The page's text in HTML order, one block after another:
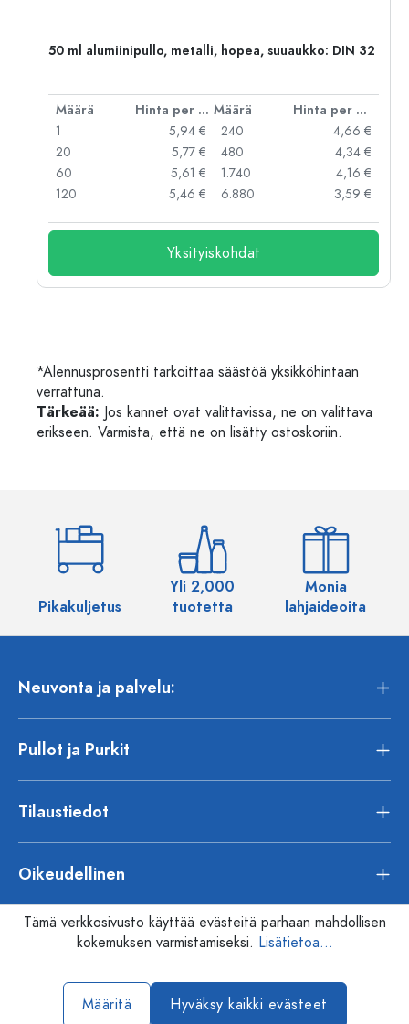
50 ml alumiinipullo, metalli, hopea, suuaukko: DIN 32
Määrä Hinta per kpl Määrä
Hinta per kpl
1
5,94 €
20
5,77 €
60
5,61 €
120
5,46 €
240
4,66 €
480
4,34 €
1.740
4,16 €
6.880
3,59 €
Yksityiskohdat
*Alennusprosentti tarkoittaa säästöä yksikköhintaan
verrattuna.
Tärkeää: Jos kannet ovat valittavissa, ne on valittava
erikseen. Varmista, että ne on lisätty ostoskoriin.
Pikakuljetus
Yli 2,000
tuotetta
Monia
lahjaideoita
Neuvonta ja palvelu:
Pullot ja Purkit
Tilaustiedot
Oikeudellinen
Tämä verkkosivusto käyttää evästeitä parhaan mahdollisen
kokemuksen varmistamiseksi. Lisätietoa...
Määritä Hyväksy kaikki evästeet